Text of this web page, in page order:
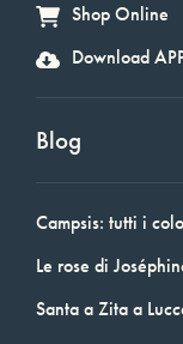
Shop Online
Download
Blog
Campsis: tutti i
Le rose di
Santa a Zita a